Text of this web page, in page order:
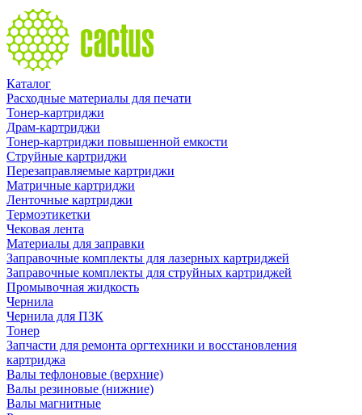
Каталог
Расходные материалы для печати
Тонер-картриджи
Драм-картриджи
Тонер-картриджи повышенной емкости
Струйные картриджи
Перезаправляемые картриджи
Матричные картриджи
Ленточные картриджи
Термоэтикетки
Чековая лента
Материалы для заправки
Заправочные комплекты для лазерных картриджей
Заправочные комплекты для струйных картриджей
Промывочная жидкость
Чернила
Чернила для ПЗК
Тонер
Запчасти для ремонта оргтехники и восстановления
картриджа
Валы тефлоновые (верхние)
Валы резиновые (нижние)
Валы магнитные